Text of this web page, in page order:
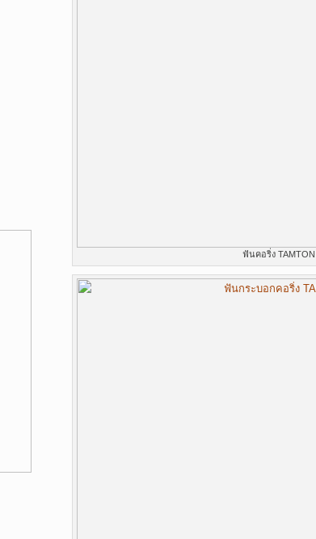
ฟันคอริ่ง TAMTON